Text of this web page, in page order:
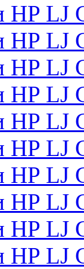
HP LJ
HP LJ
HP LJ
HP LJ
HP LJ
HP LJ
HP LJ
HP LJ
HP LJ
HP LJ